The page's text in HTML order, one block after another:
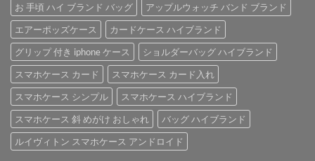
お 手頃 ハイ ブランド バッグ
アップルウォッチ バンド ブランド
エアーポッズケース
カードケース ハイブランド
グリップ 付き iphone ケース
ショルダーバッグ ハイブランド
スマホケース カード
スマホケース カード入れ
スマホケース シンプル
スマホケース ハイブランド
スマホケース 斜 めがけ おしゃれ
バッグ ハイブランド
ルイヴィトン スマホケース アンドロイド